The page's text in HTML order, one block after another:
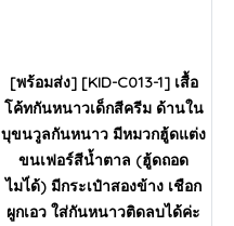
[พร้อมส่ง] [KID-C013-1] เสื้อ
โค้ทกันหนาวเด็กสีครีม ด้านใน
บุขนวูลกันหนาว มีหมวกฮู้ดแต่ง
ขนเฟอร์สีน้ำตาล (ฮู้ดถอด
ไมไ่ด้) มีกระเป๋าสองข้าง เชือก
ผูกเอว ใส่กันหนาวติดลบได้ค่ะ